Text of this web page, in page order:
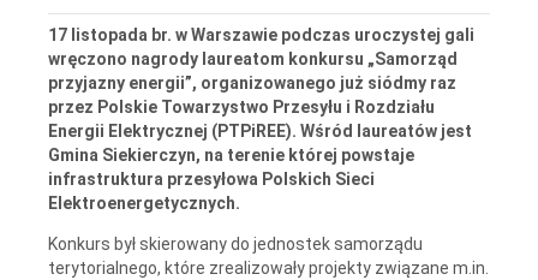
17 listopada br. w Warszawie podczas uroczystej gali
wręczono nagrody laureatom konkursu „Samorząd
przyjazny energii”, organizowanego już siódmy raz
przez Polskie Towarzystwo Przesyłu i Rozdziału
Energii Elektrycznej (PTPiREE). Wśród laureatów jest
Gmina Siekierczyn, na terenie której powstaje
infrastruktura przesyłowa Polskich Sieci
Elektroenergetycznych.
Konkurs był skierowany do jednostek samorządu
terytorialnego, które zrealizowały projekty związane m.in.